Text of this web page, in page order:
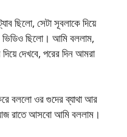
ছিলো, সেটা সূবলাকে দিয়ে
ছিলো। আমি বললাম,
দেখবে, পরের দিন আমরা
বললো ওর গুদের ব্যাথা আর
রাতে আসবো আমি বললাম।